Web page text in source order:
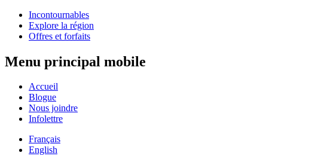
Incontournables
Explore la région
Offres et forfaits
Menu principal mobile
Accueil
Blogue
Nous joindre
Infolettre
Français
English